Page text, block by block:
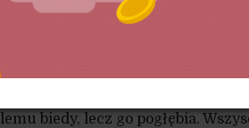
w swą misję wpisał likwidację
lecz przez instytucjonalne
biedy, lecz go pogłębia.